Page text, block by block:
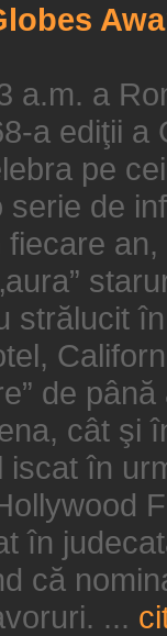
a.m. a
a ediţii
pe
de
strălucit
de
cât şi
iscat în
în
că
...